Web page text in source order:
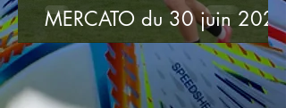
MERCATO du 30 juin 2026